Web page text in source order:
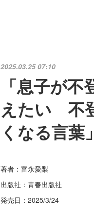
2025.03.25 07:10
「息子が
えたい 不
くなる言葉
著者：富永愛梨
出版社：青春出版社
発売日：2025/3/24